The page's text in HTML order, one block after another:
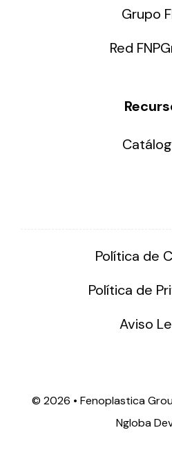
Grupo
Red
Política de
Política de
Aviso
© 2026 • Fenoplastica
Ngloba